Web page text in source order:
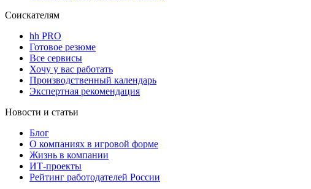
Соискателям
hh PRO
Готовое резюме
Все сервисы
Хочу у вас работать
Производственный календарь
Экспертная рекомендация
Новости и статьи
Блог
О компаниях в игровой форме
Жизнь в компании
ИТ-проекты
Рейтинг работодателей России